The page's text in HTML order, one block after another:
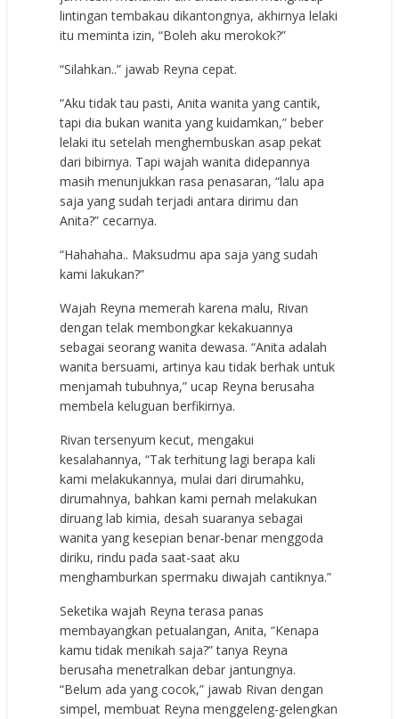
lintingan tembakau dikantongnya, akhirnya lelaki
itu meminta izin, “Boleh aku merokok?”
“Silahkan..” jawab Reyna cepat.
“Aku tidak tau pasti, Anita wanita yang cantik,
tapi dia bukan wanita yang kuidamkan,” beber
lelaki itu setelah menghembuskan asap pekat
dari bibirnya. Tapi wajah wanita didepannya
masih menunjukkan rasa penasaran, “lalu apa
saja yang sudah terjadi antara dirimu dan
Anita?” cecarnya.
“Hahahaha.. Maksudmu apa saja yang sudah
kami lakukan?”
Wajah Reyna memerah karena malu, Rivan
dengan telak membongkar kekakuannya
sebagai seorang wanita dewasa. “Anita adalah
wanita bersuami, artinya kau tidak berhak untuk
menjamah tubuhnya,” ucap Reyna berusaha
membela keluguan berfikirnya.
Rivan tersenyum kecut, mengakui
kesalahannya, “Tak terhitung lagi berapa kali
kami melakukannya, mulai dari dirumahku,
dirumahnya, bahkan kami pernah melakukan
diruang lab kimia, desah suaranya sebagai
wanita yang kesepian benar-benar menggoda
diriku, rindu pada saat-saat aku
menghamburkan spermaku diwajah cantiknya.”
Seketika wajah Reyna terasa panas
membayangkan petualangan, Anita, “Kenapa
kamu tidak menikah saja?” tanya Reyna
berusaha menetralkan debar jantungnya.
“Belum ada yang cocok,” jawab Rivan dengan
simpel, membuat Reyna menggeleng-gelengkan